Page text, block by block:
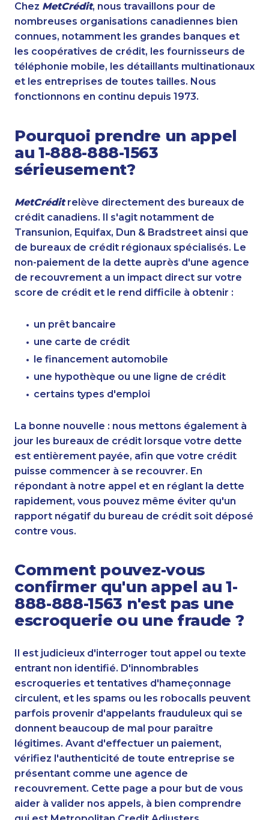
Chez MetCrédit, nous travaillons pour de
nombreuses organisations canadiennes bien
connues, notamment les grandes banques et
les coopératives de crédit, les fournisseurs de
téléphonie mobile, les détaillants multinationaux
et les entreprises de toutes tailles. Nous
fonctionnons en continu depuis 1973.
Pourquoi prendre un appel
au 1-888-888-1563
sérieusement?
MetCréditrelève directement des bureaux de
crédit canadiens. Il s'agit notamment de
Transunion, Equifax, Dun & Bradstreet ainsi que
de bureaux de crédit régionaux spécialisés. Le
non-paiement de la dette auprès d'une agence
de recouvrement a un impact direct sur votre
score de crédit et le rend difficile à obtenir :
un prêt bancaire
une carte de crédit
le financement automobile
une hypothèque ou une ligne de crédit
certains types d'emploi
La bonne nouvelle : nous mettons également à
jour les bureaux de crédit lorsque votre dette
est entièrement payée, afin que votre crédit
puisse commencer à se recouvrer. En
répondant à notre appel et en réglant la dette
rapidement, vous pouvez même éviter qu'un
rapport négatif du bureau de crédit soit déposé
contre vous.
Comment pouvez-vous
confirmer qu'un appel au 1-
888-888-1563 n'est pas une
escroquerie ou une fraude ?
Il est judicieux d'interroger tout appel ou texte
entrant non identifié. D'innombrables
escroqueries et tentatives d'hameçonnage
circulent, et les spams ou les robocalls peuvent
parfois provenir d'appelants frauduleux qui se
donnent beaucoup de mal pour paraître
légitimes. Avant d'effectuer un paiement,
vérifiez l'authenticité de toute entreprise se
présentant comme une agence de
recouvrement. Cette page a pour but de vous
aider à valider nos appels, à bien comprendre